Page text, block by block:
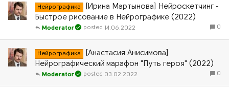
Нейрографика
[Ирина Мартынова] Нейроскетчинг -
Быстрое рисование в Нейрографике (2022)
0
14.06.2022
Moderator
Нейрографика
[Анастасия Анисимова]
Нейрографический марафон "Путь героя" (2022)
0
03.02.2022
Moderator